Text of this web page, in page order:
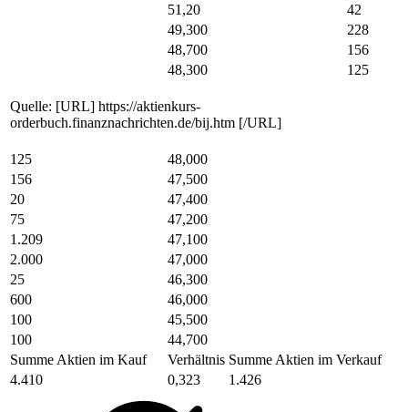
51,20
42
49,300
228
48,700
156
48,300
125
Quelle: [URL] https://aktienkurs-
orderbuch.finanznachrichten.de/bij.htm [/URL]
125
48,000
156
47,500
20
47,400
75
47,200
1.209
47,100
2.000
47,000
25
46,300
600
46,000
100
45,500
100
44,700
Summe Aktien im Kauf
Verhältnis Summe Aktien im Verkauf
4.410
0,323 1.426